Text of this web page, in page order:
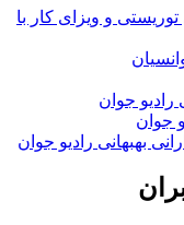
و ویزای کار با
رادیو جوان
جوان
بهبهانی رادیو جوان